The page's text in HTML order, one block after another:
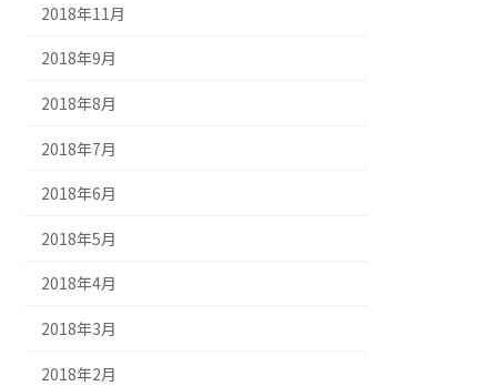
2018年11月
2018年9月
2018年8月
2018年7月
2018年6月
2018年5月
2018年4月
2018年3月
2018年2月